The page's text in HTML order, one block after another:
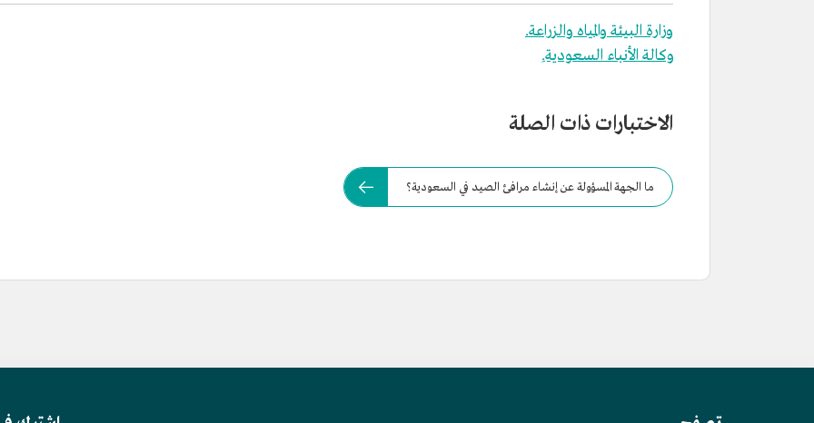
وزارة البيئة والمياه والزراعة.
وكالة الأنباء السعودية.ِ
الاختبارات ذات الصلة
ما الجهة المسؤولة عن إنشاء مرافئ الصيد في السعودية؟